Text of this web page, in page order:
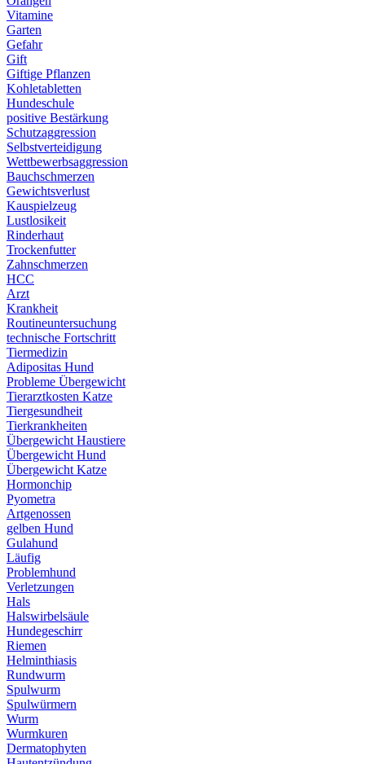
Vitamine
Garten
Gefahr
Gift
Giftige Pflanzen
Kohletabletten
Hundeschule
positive Bestärkung
Schutzaggression
Selbstverteidigung
Wettbewerbsaggression
Bauchschmerzen
Gewichtsverlust
Kauspielzeug
Lustlosikeit
Rinderhaut
Trockenfutter
Zahnschmerzen
HCC
Arzt
Krankheit
Routineuntersuchung
technische Fortschritt
Tiermedizin
Adipositas Hund
Probleme Übergewicht
Tierarztkosten Katze
Tiergesundheit
Tierkrankheiten
Übergewicht Haustiere
Übergewicht Hund
Übergewicht Katze
Hormonchip
Pyometra
Artgenossen
gelben Hund
Gulahund
Läufig
Problemhund
Verletzungen
Hals
Halswirbelsäule
Hundegeschirr
Riemen
Helminthiasis
Rundwurm
Spulwurm
Spulwürmern
Wurm
Wurmkuren
Dermatophyten